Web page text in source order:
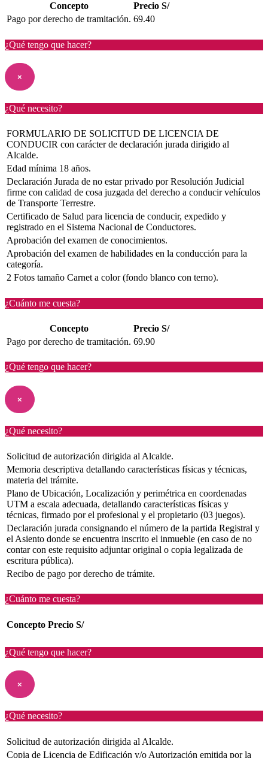
Concepto
Precio S/
Pago por derecho de tramitación. 69.40
¿Qué tengo que hacer?
×
¿Qué necesito?
FORMULARIO DE SOLICITUD DE LICENCIA DE
CONDUCIR con carácter de declaración jurada dirigido al
Alcalde.
Edad mínima 18 años.
Declaración Jurada de no estar privado por Resolución Judicial
firme con calidad de cosa juzgada del derecho a conducir vehículos
de Transporte Terrestre.
Certificado de Salud para licencia de conducir, expedido y
registrado en el Sistema Nacional de Conductores.
Aprobación del examen de conocimientos.
Aprobación del examen de habilidades en la conducción para la
categoría.
2 Fotos tamaño Carnet a color (fondo blanco con terno).
¿Cuánto me cuesta?
Concepto
Precio S/
Pago por derecho de tramitación. 69.90
¿Qué tengo que hacer?
×
¿Qué necesito?
Solicitud de autorización dirigida al Alcalde.
Memoria descriptiva detallando características físicas y técnicas,
materia del trámite.
Plano de Ubicación, Localización y perimétrica en coordenadas
UTM a escala adecuada, detallando características físicas y
técnicas, firmado por el profesional y el propietario (03 juegos).
Declaración jurada consignando el número de la partida Registral y
el Asiento donde se encuentra inscrito el inmueble (en caso de no
contar con este requisito adjuntar original o copia legalizada de
escritura pública).
Recibo de pago por derecho de trámite.
¿Cuánto me cuesta?
Concepto Precio S/
¿Qué tengo que hacer?
×
¿Qué necesito?
Solicitud de autorización dirigida al Alcalde.
Copia de Licencia de Edificación y/o Autorización emitida por la